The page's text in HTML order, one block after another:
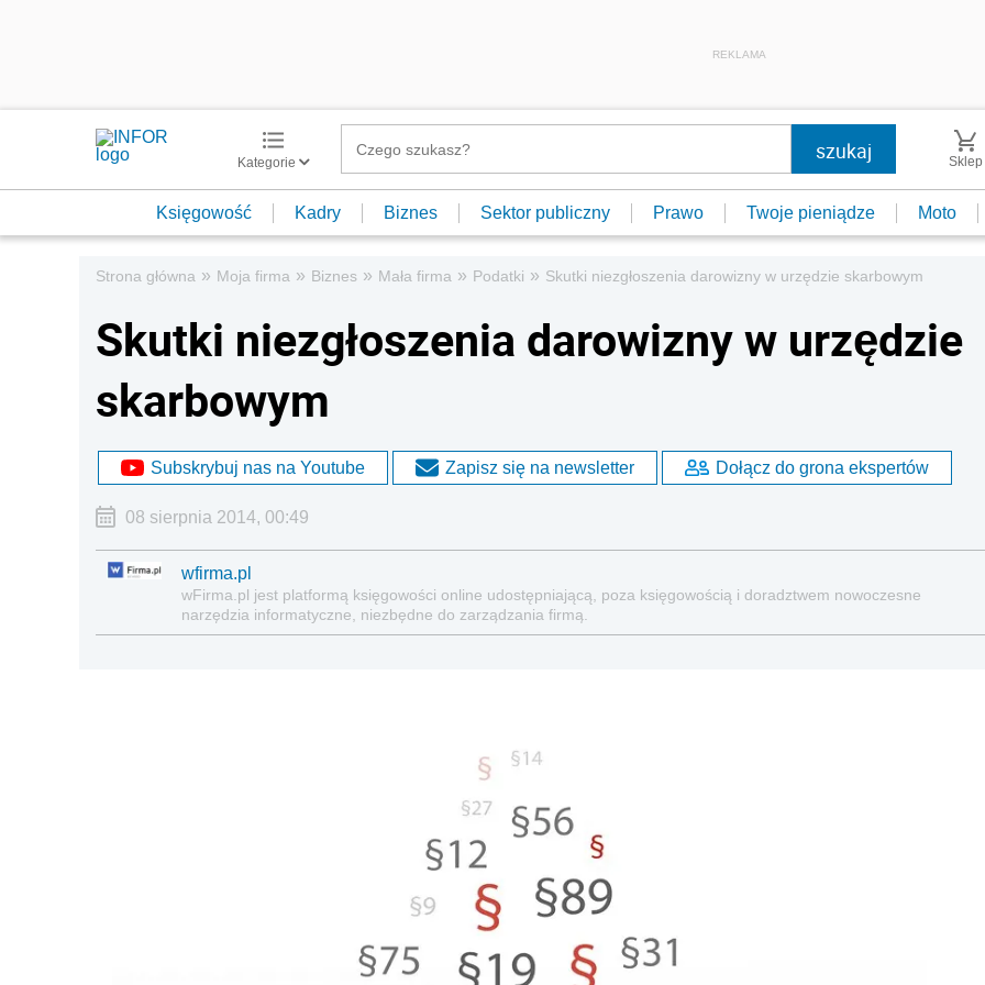
REKLAMA
Kategorie Sklep
Księgowość Kadry Biznes Sektor publiczny Prawo Twoje pieniądze Moto
Strona główna » Moja firma » Biznes » Mała firma » Podatki » Skutki niezgłoszenia darowizny w urzędzie skarbowym
Skutki niezgłoszenia darowizny w urzędzie
skarbowym
Subskrybuj nas na Youtube Zapisz się na newsletter Dołącz do grona ekspertów
08 sierpnia 2014, 00:49
wfirma.pl
wFirma.pl jest platformą księgowości on­line udostępniającą, poza księgowością i doradztwem nowoczesne
narzędzia informatyczne, niezbędne do zarządzania firmą.